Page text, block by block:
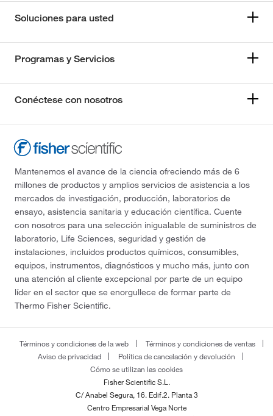
Soluciones para usted
Programas y Servicios
Conéctese con nosotros
Mantenemos el avance de la ciencia ofreciendo más de 6
millones de productos y amplios servicios de asistencia a los
mercados de investigación, producción, laboratorios de
ensayo, asistencia sanitaria y educación científica. Cuente
con nosotros para una selección inigualable de suministros de
laboratorio, Life Sciences, seguridad y gestión de
instalaciones, incluidos productos químicos, consumibles,
equipos, instrumentos, diagnósticos y mucho más, junto con
una atención al cliente excepcional por parte de un equipo
líder en el sector que se enorgullece de formar parte de
Thermo Fisher Scientific.
Términos y condiciones de la web
Términos y condiciones de ventas
Aviso de privacidad
Política de cancelación y devolución
Cómo se utilizan las cookies
Fisher Scientific S.L.
C/ Anabel Segura, 16. Edif.2. Planta 3
Centro Empresarial Vega Norte